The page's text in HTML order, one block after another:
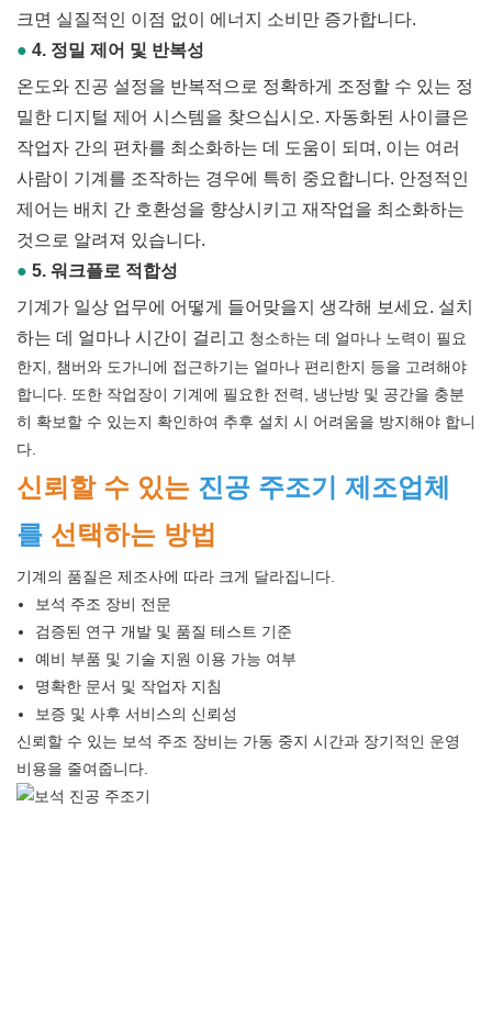
크면 실질적인 이점 없이 에너지 소비만 증가합니다.
● 4. 정밀 제어 및 반복성
온도와 진공 설정을 반복적으로 정확하게 조정할 수 있는 정
밀한 디지털 제어 시스템을 찾으십시오. 자동화된 사이클은
작업자 간의 편차를 최소화하는 데 도움이 되며, 이는 여러
사람이 기계를 조작하는 경우에 특히 중요합니다. 안정적인
제어는 배치 간 호환성을 향상시키고 재작업을 최소화하는
것으로 알려져 있습니다.
● 5. 워크플로 적합성
기계가 일상 업무에 어떻게 들어맞을지 생각해 보세요. 설치
하는 데 얼마나 시간이 걸리고 청소하는 데 얼마나 노력이 필요
한지, 챔버와 도가니에 접근하기는 얼마나 편리한지 등을 고려해야
합니다. 또한 작업장이 기계에 필요한 전력, 냉난방 및 공간을 충분
히 확보할 수 있는지 확인하여 추후 설치 시 어려움을 방지해야 합니
다.
신뢰할 수 있는 진공 주조기 제조업체
를 선택하는 방법
기계의 품질은 제조사에 따라 크게 달라집니다.
보석 주조 장비 전문
검증된 연구 개발 및 품질 테스트 기준
예비 부품 및 기술 지원 이용 가능 여부
명확한 문서 및 작업자 지침
보증 및 사후 서비스의 신뢰성
신뢰할 수 있는 보석 주조 장비는 가동 중지 시간과 장기적인 운영
비용을 줄여줍니다.